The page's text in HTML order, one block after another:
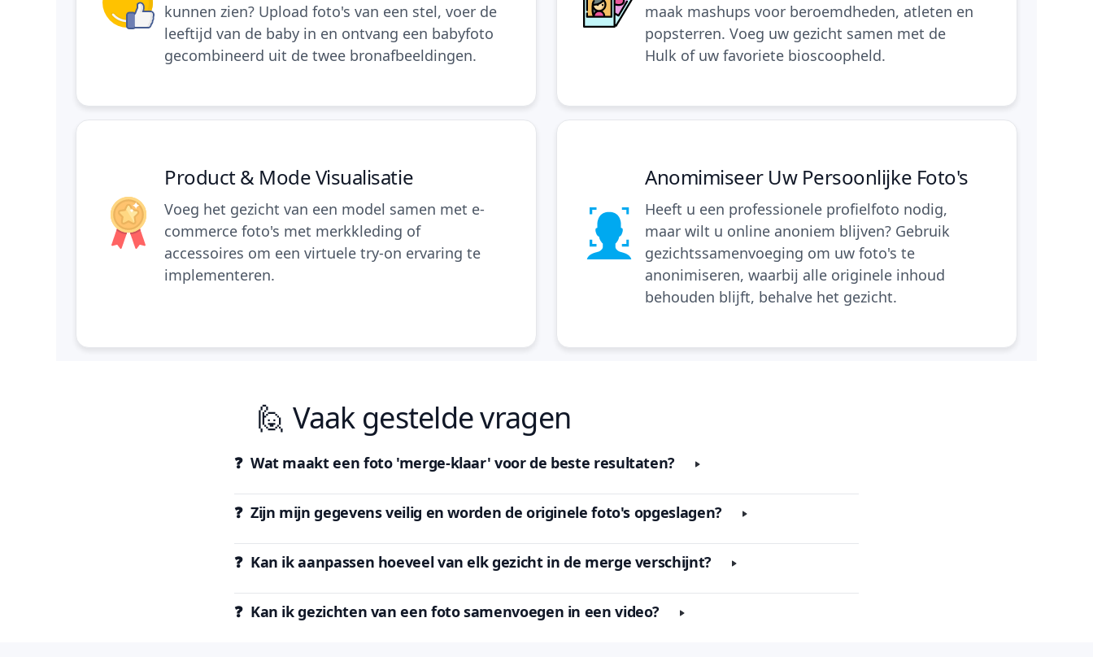
kunnen zien? Upload foto's van een stel, voer de
leeftijd van de baby in en ontvang een babyfoto
gecombineerd uit de twee bronafbeeldingen.
maak mashups voor beroemdheden, atleten en
popsterren. Voeg uw gezicht samen met de
Hulk of uw favoriete bioscoopheld.
Product & Mode Visualisatie
Voeg het gezicht van een model samen met e-
commerce foto's met merkkleding of
accessoires om een virtuele try-on ervaring te
implementeren.
Anomimiseer Uw Persoonlijke Foto's
Heeft u een professionele profielfoto nodig,
maar wilt u online anoniem blijven? Gebruik
gezichtssamenvoeging om uw foto's te
anonimiseren, waarbij alle originele inhoud
behouden blijft, behalve het gezicht.
🙋 Vaak gestelde vragen
❓ Wat maakt een foto 'merge-klaar' voor de beste resultaten?
❓ Zijn mijn gegevens veilig en worden de originele foto's opgeslagen?
❓ Kan ik aanpassen hoeveel van elk gezicht in de merge verschijnt?
❓ Kan ik gezichten van een foto samenvoegen in een video?